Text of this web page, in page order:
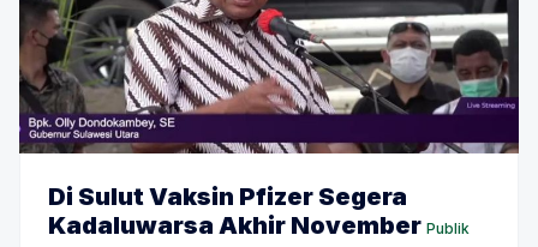
Di Sulut Vaksin Pfizer Segera
Kadaluwarsa Akhir November Publik